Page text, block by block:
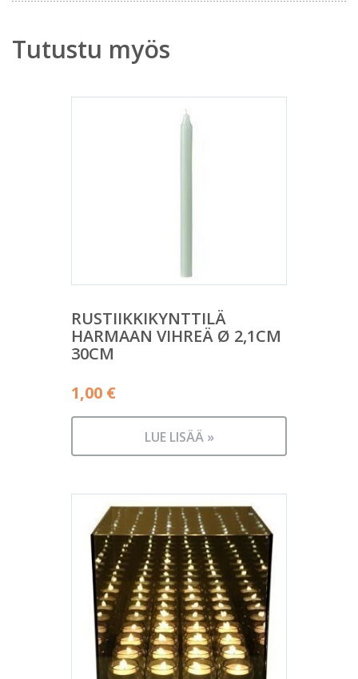
Tutustu myös
RUSTIIKKIKYNTTILÄ
HARMAAN VIHREÄ Ø 2,1CM
30CM
1,00 €
LUE LISÄÄ »